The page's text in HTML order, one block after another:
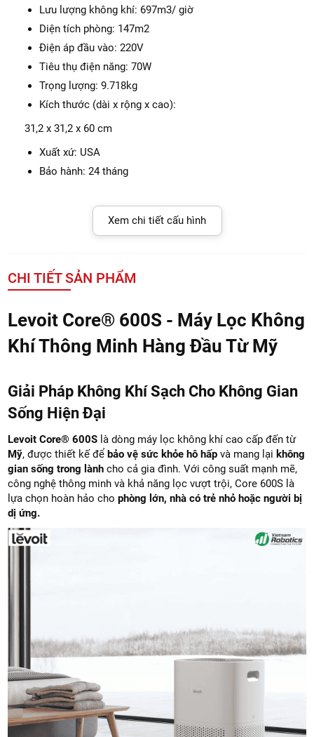
CHI TIẾT SẢN PHẨM
Levoit Core® 600S - Máy Lọc Không
Khí Thông Minh Hàng Đầu Từ Mỹ
Giải Pháp Không Khí Sạch Cho Không Gian
Sống Hiện Đại
Levoit Core® 600S là dòng máy lọc không khí cao cấp đến từ
Mỹ, được thiết kế đểbảo vệ sức khỏe hô hấp và mang lại không
gian sống trong lành cho cả gia đình. Với công suất mạnh mẽ,
công nghệ thông minh và khả năng lọc vượt trội, Core 600S là
lựa chọn hoàn hảo chophòng lớn, nhà có trẻ nhỏ hoặc người bị
dị ứng.
Lưu lượng không khí: 697m3/ giờ
Diện tích phòng: 147m2
Điện áp đầu vào: 220V
Tiêu thụ điện năng: 70W
Trọng lượng: 9.718kg
Kích thước (dài x rộng x cao):
31,2 x 31,2 x 60 cm
Xuất xứ: USA
Bảo hành: 24 tháng
Xem chi tiết cấu hình